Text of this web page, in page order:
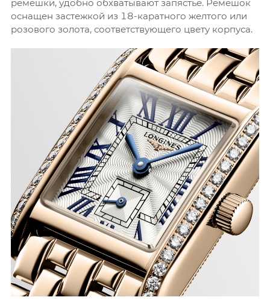
ремешки, удобно обхватывают запястье. Ремешок
оснащен застежкой из 18-каратного желтого или
розового золота, соответствующего цвету корпуса.